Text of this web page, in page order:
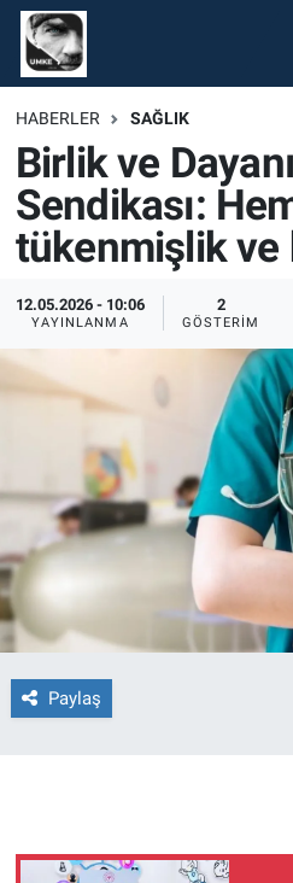
HABERLER SAĞLIK
Birlik ve
Sendikası:
tükenmişlik ve
12.05.2026 - 10:06
YAYINLANMA
2
GÖSTERIM
Paylaş
Gündem
Ekonomi
Spor
Tüm Haberler
İletişim
Künye
Nöbetçi Eczaneler
Hava Durumu
Namaz Vakitleri
Trafik Durumu
Süper Lig Puan Durumu
Tüm Manşetler
Son Dakika Haberleri
Haber Arşivi